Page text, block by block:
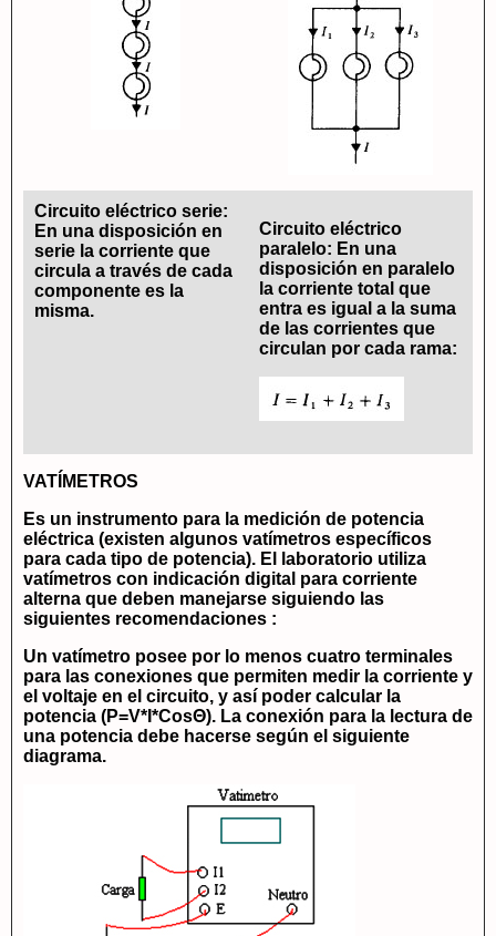
Circuito eléctrico serie:
En una disposición en
serie la corriente que
circula a través de cada
componente es la
misma.
Circuito eléctrico
paralelo: En una
disposición en paralelo
la corriente total que
entra es igual a la suma
de las corrientes que
circulan por cada rama:
VATÍMETROS
Es un instrumento para la medición de potencia
eléctrica (existen algunos vatímetros específicos
para cada tipo de potencia). El laboratorio utiliza
vatímetros con indicación digital para corriente
alterna que deben manejarse siguiendo las
siguientes recomendaciones :
Un vatímetro posee por lo menos cuatro terminales
para las conexiones que permiten medir la corriente y
el voltaje en el circuito, y así poder calcular la
potencia (P=V*I*CosΘ). La conexión para la lectura de
una potencia debe hacerse según el siguiente
diagrama.